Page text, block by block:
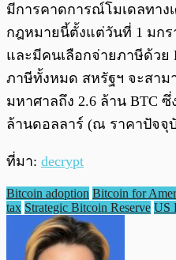
มีการคาดการณ์โมเดลทาง
กฎหมายนี้ตั้งแต่วันที่ 1 มกร
และมีคนเลือกจ่ายภาษีด้วย
ภาษีทั้งหมด สหรัฐฯ จะสาม
มหาศาลถึง 2.6 ล้าน BTC
ล้านดอลลาร์ (ณ ราคาปัจจุ
ที่มา: decrypt
Bitcoin adoption Bitcoin for
tax Strategic Bitcoin Reserve US